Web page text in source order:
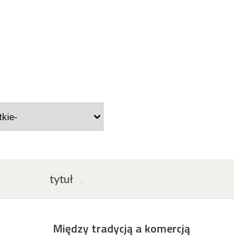
tytuł
Między tradycją a komercją